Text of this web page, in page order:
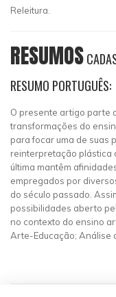
Releitura.
RESUMOS
RESUMO PORTUGUÊS:
O presente artigo parte
transformações do
para focar uma de suas
reinterpretação plástica
última mantêm
empregados por
do século passado.
possibilidades aberto
no contexto do ensino
Arte-Educação; Análise